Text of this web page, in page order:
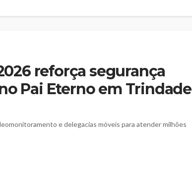
reforça segurança
Pai Eterno em Trindade
e delegacias móveis para atender milhões